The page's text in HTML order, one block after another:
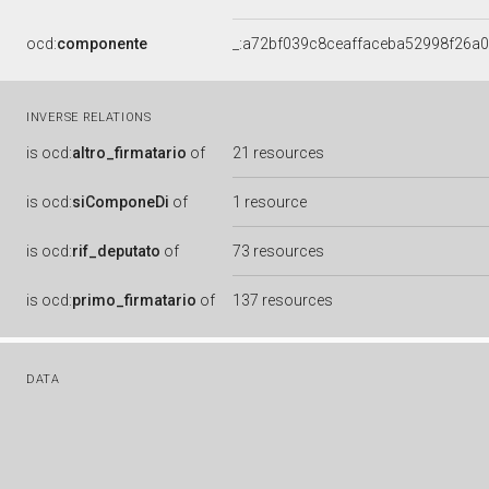
ocd:componente
INVERSE RELATIONS
is ocd:altro_firmatario of 21 resources
is ocd:siComponeDi of 1 resource
is ocd:rif_deputato of 73 resources
is ocd:primo_firmatario of 137 resources
DATA